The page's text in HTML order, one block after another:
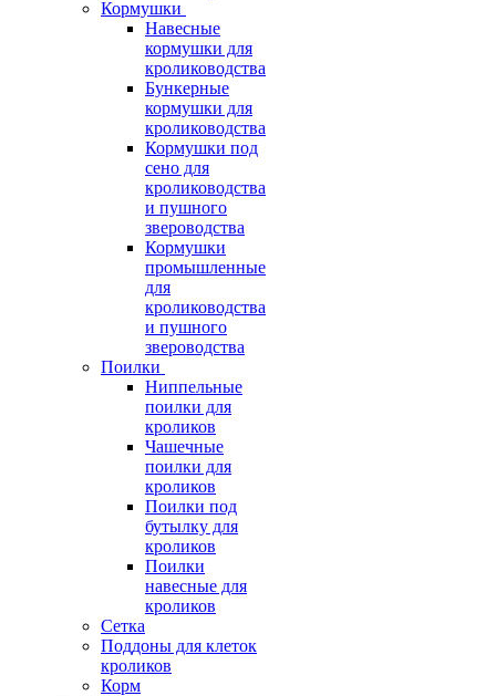
Кормушки
Навесные
кормушки для
кролиководства
Бункерные
кормушки для
кролиководства
Кормушки под
сено для
кролиководства
и пушного
звероводства
Кормушки
промышленные
для
кролиководства
и пушного
звероводства
Поилки
Ниппельные
поилки для
кроликов
Чашечные
поилки для
кроликов
Поилки под
бутылку для
кроликов
Поилки
навесные для
кроликов
Сетка
Поддоны для клеток
кроликов
Корм